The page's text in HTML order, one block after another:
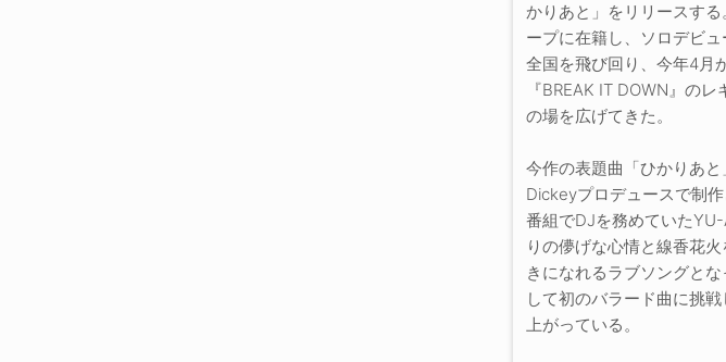
かりあと」をリリースす
ープに在籍し、ソロデビ
全国を飛び回り、今年4月
『BREAK IT DOWN』の
の場を広げてきた。
今作の表題曲「ひかりあ
Dickeyプロデュースで制
番組でDJを務めていた
りの儚げな心情と線香花
きになれるラブソングと
して初のバラード曲に挑
上がっている。